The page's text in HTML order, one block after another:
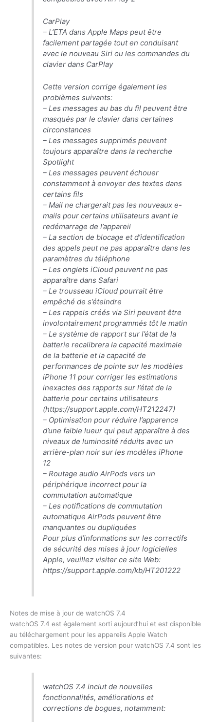
CarPlay
– L’ETA dans ‌Apple Maps‌ peut être
facilement partagée tout en conduisant
avec le nouveau ‌Siri‌ ou les commandes du
clavier dans ‌CarPlay‌
Cette version corrige également les
problèmes suivants:
– Les messages au bas du fil peuvent être
masqués par le clavier dans certaines
circonstances
– Les messages supprimés peuvent
toujours apparaître dans la recherche
Spotlight
– Les messages peuvent échouer
constamment à envoyer des textes dans
certains fils
– Mail ne chargerait pas les nouveaux e-
mails pour certains utilisateurs avant le
redémarrage de l’appareil
– La section de blocage et d’identification
des appels peut ne pas apparaître dans les
paramètres du téléphone
– Les onglets iCloud peuvent ne pas
apparaître dans Safari
– Le trousseau ‌iCloud‌ pourrait être
empêché de s’éteindre
– Les rappels créés via ‌Siri‌ peuvent être
involontairement programmés tôt le matin
– Le système de rapport sur l’état de la
batterie recalibrera la capacité maximale
de la batterie et la capacité de
performances de pointe sur les modèles
‌iPhone 11‌ pour corriger les estimations
inexactes des rapports sur l’état de la
batterie pour certains utilisateurs
(https://support.apple.com/HT212247)
– Optimisation pour réduire l’apparence
d’une faible lueur qui peut apparaître à des
niveaux de luminosité réduits avec un
arrière-plan noir sur les modèles ‌iPhone
12
– Routage audio ‌AirPods‌ vers un
périphérique incorrect pour la
commutation automatique
– Les notifications de commutation
automatique ‌AirPods‌ peuvent être
manquantes ou dupliquées
Pour plus d’informations sur les correctifs
de sécurité des mises à jour logicielles
Apple, veuillez visiter ce site Web:
https://support.apple.com/kb/HT201222
Notes de mise à jour de watchOS 7.4
watchOS 7.4 est également sorti aujourd’hui et est disponible
au téléchargement pour les appareils Apple Watch
compatibles. Les notes de version pour watchOS 7.4 sont les
suivantes:
watchOS 7.4 inclut de nouvelles
fonctionnalités, améliorations et
corrections de bogues, notamment: